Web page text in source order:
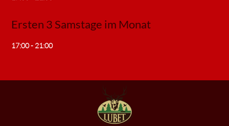
Ersten 3 Samstage im Monat
17:00 - 21:00